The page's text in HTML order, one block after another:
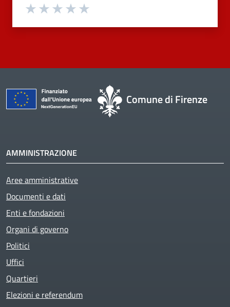
Valuta 4 stelle su 5
Valuta 3 stelle su 5
Valuta 2 stelle su 5
Valuta 1 stelle su 5
Comune di Firenze
AMMINISTRAZIONE
Aree amministrative
Documenti e dati
Enti e fondazioni
Organi di governo
Politici
Uffici
Quartieri
Elezioni e referendum